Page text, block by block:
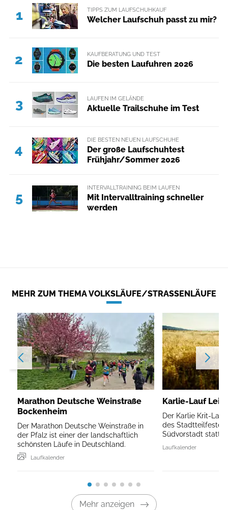
1 TIPPS ZUM LAUFSCHUHKAUF
Welcher Laufschuh passt zu mir?
2 KAUFBERATUNG UND TEST
Die besten Laufuhren 2026
3 LAUFEN IM GELÄNDE
Aktuelle Trailschuhe im Test
4
DIE BESTEN NEUEN LAUFSCHUHE
Der große Laufschuhtest
Frühjahr/Sommer 2026
5
INTERVALLTRAINING BEIM LAUFEN
Mit Intervalltraining schneller
werden
MEHR ZUM THEMA VOLKSLÄUFE/STRASSENLÄUFE
Marathon Deutsche Weinstraße
Bockenheim
Der Marathon Deutsche Weinstraße in
der Pfalz ist einer der landschaftlich
schönsten Läufe in Deutschland.
Laufkalender
Karlie-Lauf
Der Karlie Krit-
des Stadtteilfestes
Südvorstadt statt.
Laufkalender
Mehr anzeigen